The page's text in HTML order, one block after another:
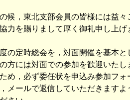
候，東北支部会員の皆様には益
力を賜りまして厚く御礼申し上げ
の定時総会を，対面開催を基本
方には対面での参加を歓迎いた
め，必ず委任状を申込み参加フ
メールで返信していただきます